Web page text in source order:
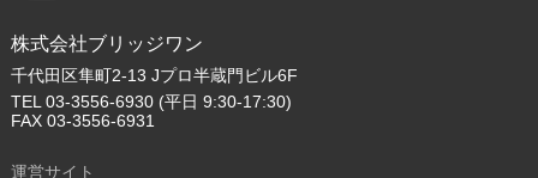
株式会社ブリッジワン
千代田区隼町2-13 Jプロ半蔵門ビル6F
TEL 03-3556-6930 (平日 9:30-17:30)
FAX 03-3556-6931
運営サイト